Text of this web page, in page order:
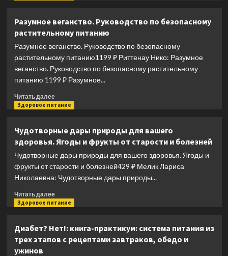
образ
жизни:
мифы,
парадоксы.
Тайны
витамина
Разумное веганство. Руководство по безопасному
растительному питанию
Разумное веганство. Руководство по безопасному
растительному питанию1199 ₽ Риттенау Нико: Разумное
веганство. Руководство по безопасному растительному
питанию 1199 ₽ Разумное...
Читать далееПрочитать
больше
веганство.
Руководство
по
безопасному
растительному
питанию
Здоровое питание
Чудотворные дары природы для вашего
здоровья. Ягоды и фрукты от старости и болезней
Чудотворные дары природы для вашего здоровья. Ягоды и
фрукты от старости и болезней429 ₽ Мелик Лариса
Николаевна: Чудотворные дары природы...
Читать далееПрочитать
больше
дары
природы
Здоровое питание
Диабет? Нет!: книга-практикум: система питания из
трех этапов с рецептами завтраков, обедо и
ужинов